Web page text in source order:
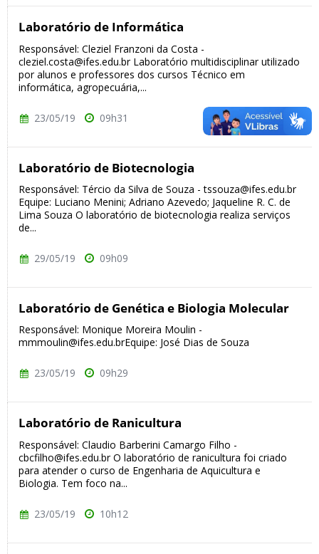
Laboratório de Informática
Responsável: Cleziel Franzoni da Costa -
cleziel.costa@ifes.edu.br Laboratório multidisciplinar utilizado
por alunos e professores dos cursos Técnico em
informática, agropecuária,...
23/05/19 09h31
Laboratório de Biotecnologia
Responsável: Tércio da Silva de Souza - tssouza@ifes.edu.br
Equipe: Luciano Menini; Adriano Azevedo; Jaqueline R. C. de
Lima Souza O laboratório de biotecnologia realiza serviços
de...
29/05/19 09h09
Laboratório de Genética e Biologia Molecular
Responsável: Monique Moreira Moulin -
mmmoulin@ifes.edu.brEquipe: José Dias de Souza
23/05/19 09h29
Laboratório de Ranicultura
Responsável: Claudio Barberini Camargo Filho -
cbcfilho@ifes.edu.br O laboratório de ranicultura foi criado
para atender o curso de Engenharia de Aquicultura e
Biologia. Tem foco na...
23/05/19 10h12